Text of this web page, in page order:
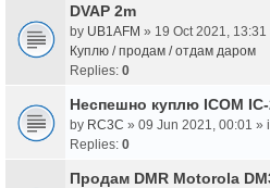
DVAP 2m
by UB1AFM » 19 Oct 2021, 13:31
Куплю / продам / отдам даром
Replies: 0
Неспешно куплю ICOM
by RC3C » 09 Jun 2021, 00:01 »
Replies: 0
Продам DMR Motorola